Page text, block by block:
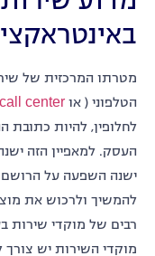
מטרתו המרכזית של
הטלפוני ( או call center
לחלופין, להיות
העסק. למאפיין הזה
ישנה השפעה על הרושם
להמשיך ולרכוש את
רבים של מוקדי שירות
מוקדי השירות יש צורך